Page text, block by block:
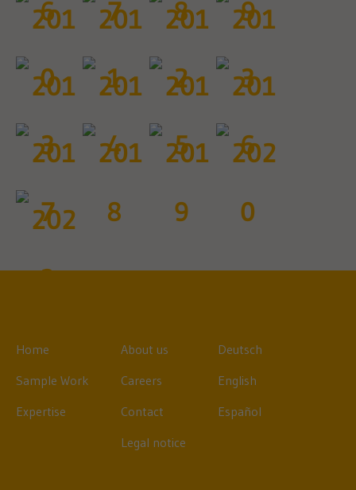
Home
Sample Work
Expertise
About us
Careers
Contact
Legal notice
Deutsch
English
Español